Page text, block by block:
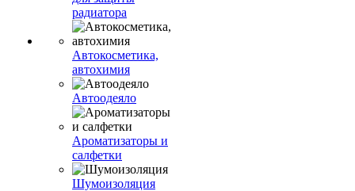
радиатора
Автокосметика,
автохимия
Автоодеяло
Ароматизаторы и
салфетки
Шумоизоляция